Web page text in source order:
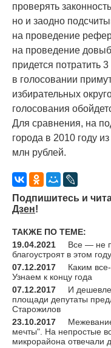
проверять
но и заодно
на проведение
на проведение
придется потратить
в голосовании
избирательных
голосования
Для сравнения, на
города в 2010 году
млн рублей.
Подпишитесь и
Дзен!
ТАКЖЕ ПО ТЕМЕ:
19.04.2021
Все — не
благоустроят в этом году
07.12.2017
Каким
Узнаем к концу года
07.12.2017
И дешевле
площади депутаты
Старожилов
23.10.2017
мечты". На непростые
микрорайона отвечали